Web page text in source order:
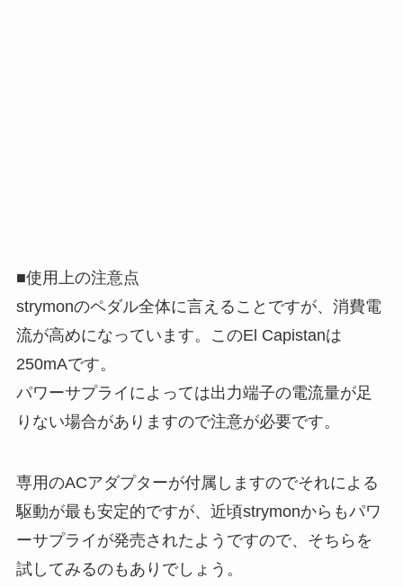
■使用上の注意点
strymonのペダル全体に言えることですが、消費電
流が高めになっています。このEl Capistanは
250mAです。
パワーサプライによっては出力端子の電流量が足
りない場合がありますので注意が必要です。
専用のACアダプターが付属しますのでそれによる
駆動が最も安定的ですが、近頃strymonからもパワ
ーサプライが発売されたようですので、そちらを
試してみるのもありでしょう。